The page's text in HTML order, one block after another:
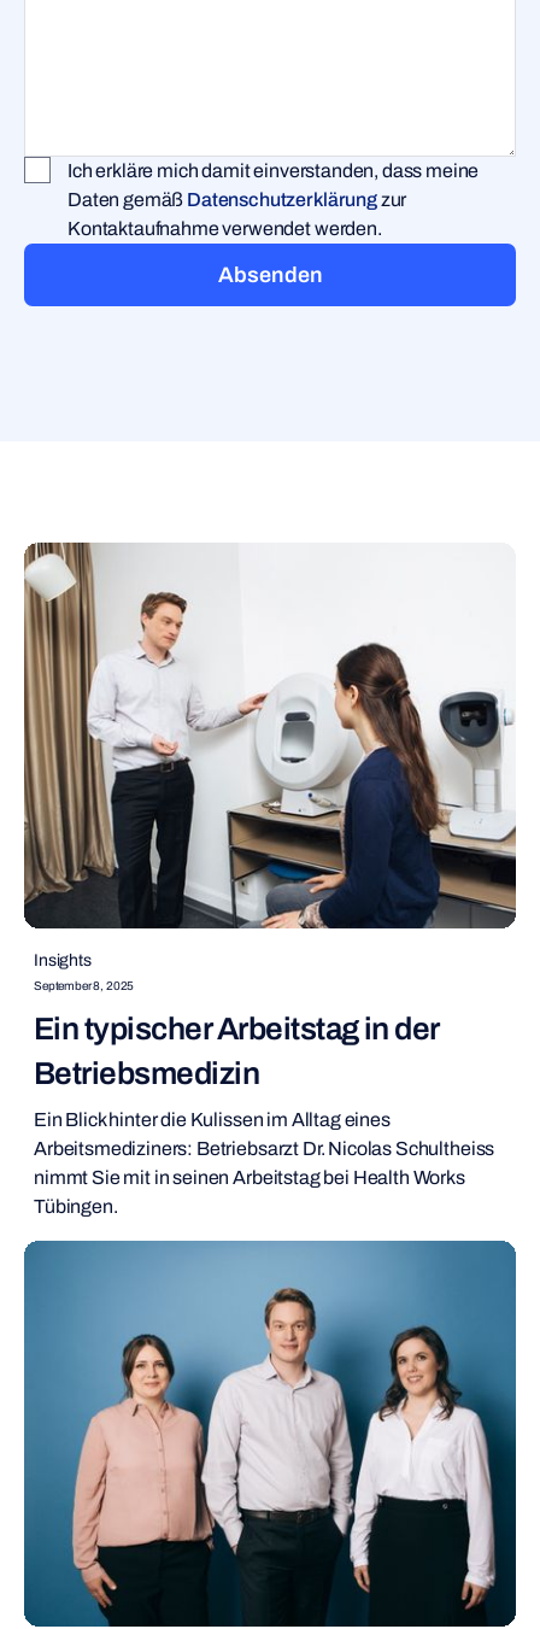
Ich erkläre mich damit einverstanden, dass meine
Daten gemäß Datenschutzerklärungzur
Kontaktaufnahme verwendet werden.
Insights
September 8, 2025
Ein typischer Arbeitstag in der
Betriebsmedizin
Ein Blick hinter die Kulissen im Alltag eines
Arbeitsmediziners: Betriebsarzt Dr. Nicolas Schultheiss
nimmt Sie mit in seinen Arbeitstag bei Health Works
Tübingen.